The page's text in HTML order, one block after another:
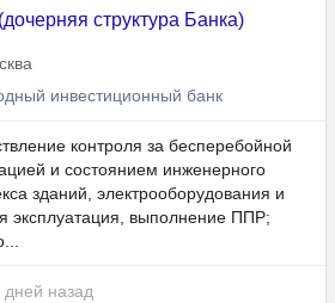
структура Банка)
инвестиционный банк
контроля за бесперебойной
и состоянием инженерного
зданий, электрооборудования и
эксплуатация, выполнение ППР;
назад